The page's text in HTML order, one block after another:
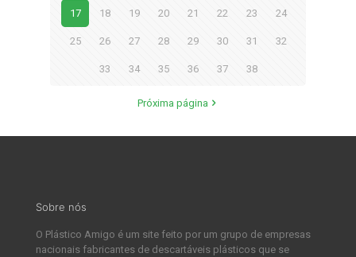
17 18 19 20 21 22 23 24
25 26 27 28 29 30 31 32
33 34 35 36 37 38
Próxima página
Sobre nós
O Plástico Amigo é um site feito por um grupo de empresas
nacionais fabricantes de descartáveis plásticos que se